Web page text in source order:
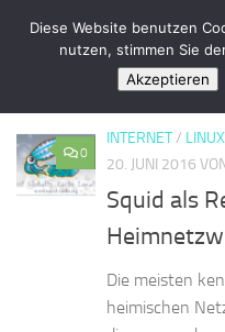
Zum Inhalt springen
LimeSpace - IT
TUTORIALS
0
INTERNET/ LINUX
20. JUNI 2016
Squid als
Die meisten
heimischen
Diese Website benutzen
nutzen, stimmen Sie
Akzeptieren